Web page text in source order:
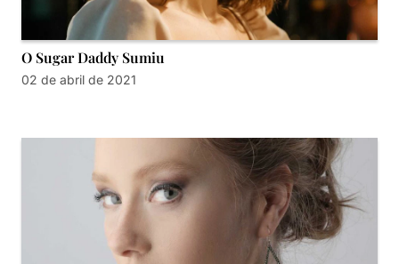
O Sugar Daddy Sumiu
02 de abril de 2021